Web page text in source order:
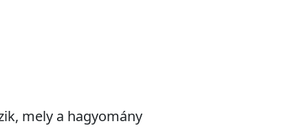
mely a hagyomány